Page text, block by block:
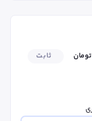
تومان
ثابت